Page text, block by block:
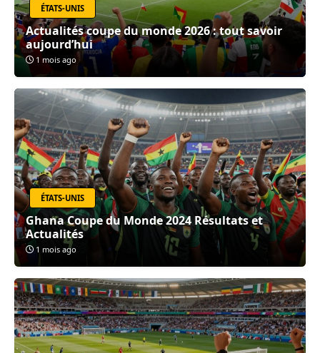
ÉTATS-UNIS
Actualités coupe du monde 2026 : tout savoir
aujourd’hui
1 mois ago
ÉTATS-UNIS
Ghana Coupe du Monde 2024 Résultats et
Actualités
1 mois ago